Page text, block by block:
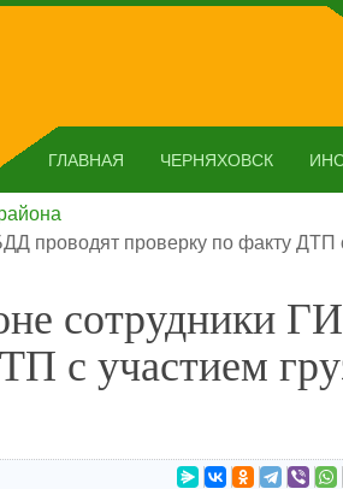
ГЛАВНАЯ ЧЕРНЯХОВСК
проводят проверку по факту ДТП
сотрудники
с участием